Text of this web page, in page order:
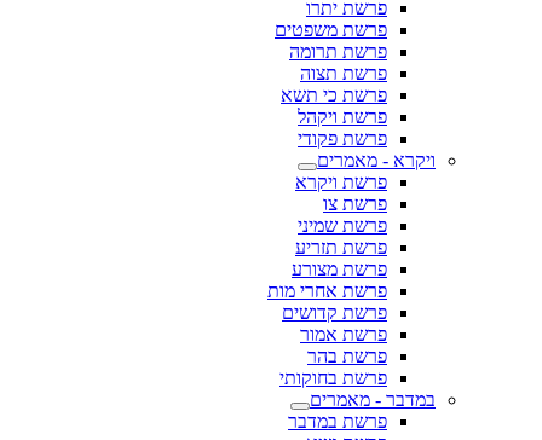
פרשת יתרו
פרשת משפטים
פרשת תרומה
פרשת תצוה
פרשת כי תשא
פרשת ויקהל
פרשת פקודי
ויקרא - מאמרים
פרשת ויקרא
פרשת צו
פרשת שמיני
פרשת תזריע
פרשת מצורע
פרשת אחרי מות
פרשת קדושים
פרשת אמור
פרשת בהר
פרשת בחוקותי
במדבר - מאמרים
פרשת במדבר